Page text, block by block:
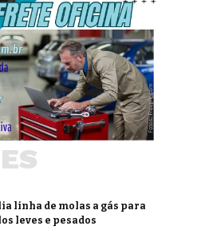
linha de molas a gás para
leves e pesados